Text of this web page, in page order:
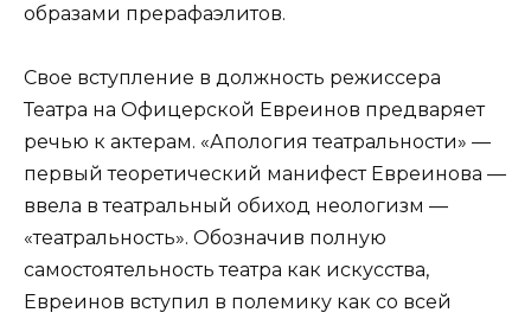
образами прерафаэлитов.
Свое вступление в должность режиссера
Театра на Офицерской Евреинов предваряет
речью к актерам. «Апология театральности» —
первый теоретический манифест Евреинова —
ввела в театральный обиход неологизм —
«театральность». Обозначив полную
самостоятельность театра как искусства,
Евреинов вступил в полемику как со всей